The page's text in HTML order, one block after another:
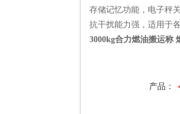
存储记忆功能，电子秤
抗干扰能力强，适用于
3000kg合力燃油搬运称
产品：